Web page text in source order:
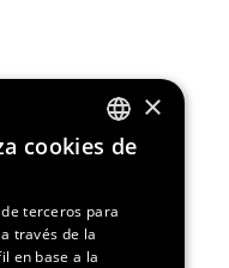
Partners
ENGLISH
×
cookies de
terceros para
través de la
en base a la